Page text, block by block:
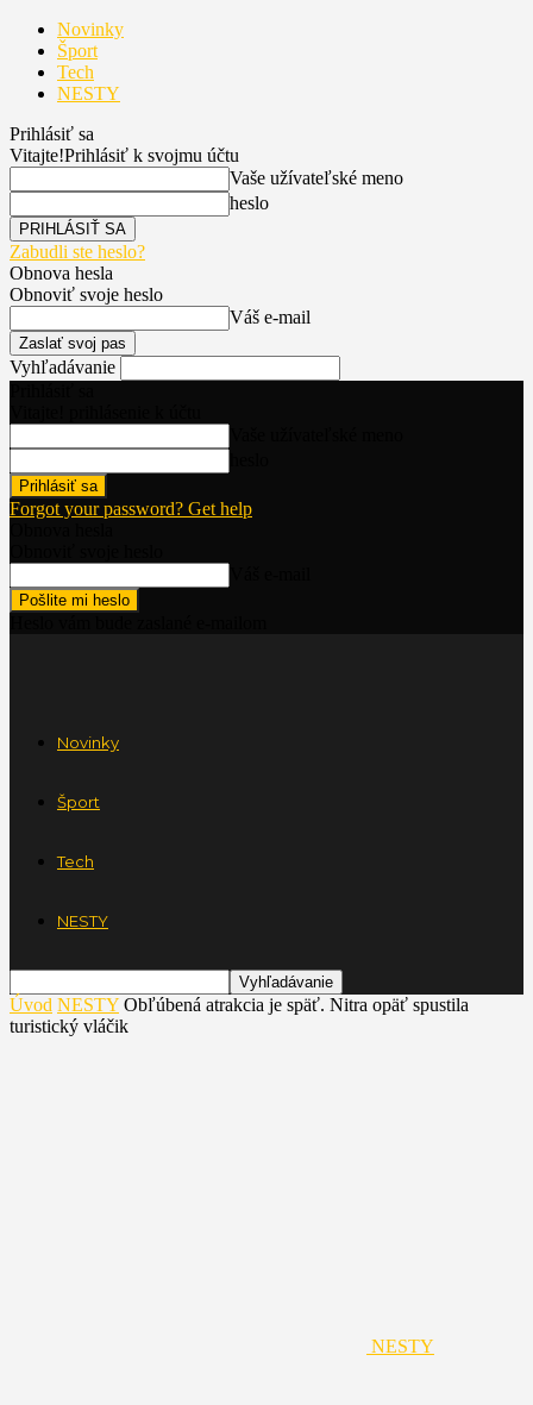
Novinky
Šport
Tech
NESTY
Prihlásiť sa
Vitajte!Prihlásiť k svojmu účtu
Vaše užívateľské meno
heslo
Zabudli ste heslo?
Obnova hesla
Obnoviť svoje heslo
Váš e-mail
Vyhľadávanie
Forgot your password? Get help
NESTY
Novinky
Šport
Tech
NESTY
Úvod NESTY Obľúbená atrakcia je späť. Nitra opäť spustila
turistický vláčik